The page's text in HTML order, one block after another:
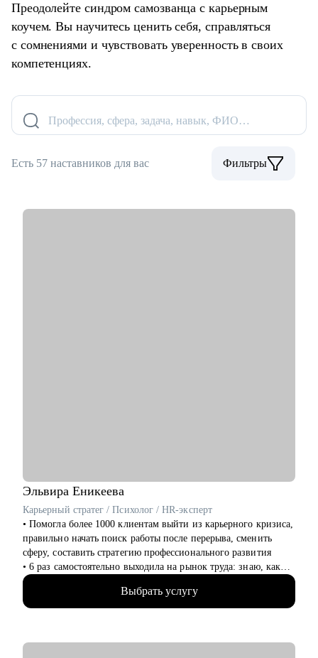
Преодолейте синдром самозванца с карьерным
коучем. Вы научитесь ценить себя, справляться
с сомнениями и чувствовать уверенность в своих
компетенциях.
Профессия, сфера, задача, навык, ФИО…
Есть 57 наставников для вас Фильтры
Эльвира Еникеева
Карьерный стратег / Психолог / HR-эксперт
‌‌‌‌‌• Помогла более 1000 клиентам выйти из карьерного кризиса,
правильно начать поиск работы после перерыва, сменить
сферу, составить стратегию профессионального развития
‌‌• 6 раз самостоятельно выходила на рынок труда: знаю, как
получить предложение о работе в компанию мечты, которая
совпадает по ценностям
‌‌‌• более 10 лет работала руководителем в разных сферах (как в
Выбрать услугу